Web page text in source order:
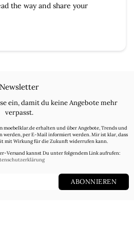
the way and share your
Newsletter
ein, damit du keine Angebote mehr
verpasst.
erhalten und über Angebote, Trends und
werden, per E-Mail informiert werden. Mir ist klar, dass
mit Wirkung für die Zukunft widerrufen kann.
Versand kannst Du unter folgendem Link aufrufen:
ABONNIEREN